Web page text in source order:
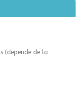
(depende de la